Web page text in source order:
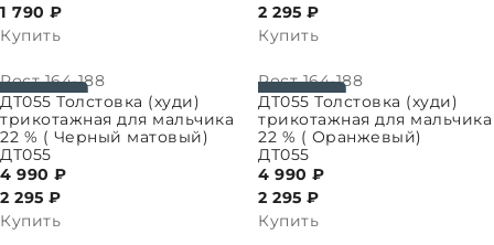
1 790 ₽
Купить
2 295 ₽
Купить
Рост 164-188
ДТ055 Толстовка (худи)
трикотажная для мальчика
22 % ( Черный матовый)
ДТ055
4 990 ₽
2 295 ₽
Купить
Рост 164-188
ВЫБРАТЬ ПАРАМЕТРЫДТ055 Толстовка (худи)
трикотажная для мальчика
22 % ( Оранжевый)
ДТ055
4 990 ₽
2 295 ₽
Купить